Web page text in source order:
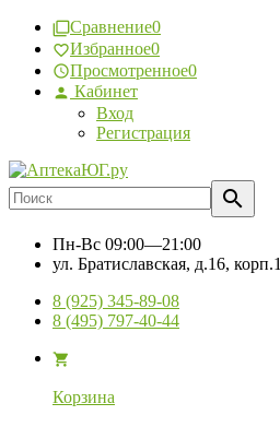
Сравнение0
Избранное0
Просмотренное0
Кабинет
Вход
Регистрация
Пн-Вс 09:00—21:00
ул. Братиславская, д.16, корп.1
8 (925) 345-89-08
8 (495) 797-40-44
Корзина